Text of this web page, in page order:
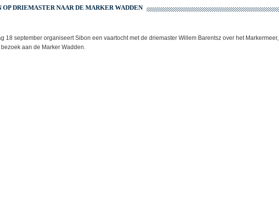
OP DRIEMASTER NAAR DE MARKER WADDEN
18 september organiseert Sibon een vaartocht met de driemaster Willem Barentsz over het Markermeer,
aan de Marker Wadden.